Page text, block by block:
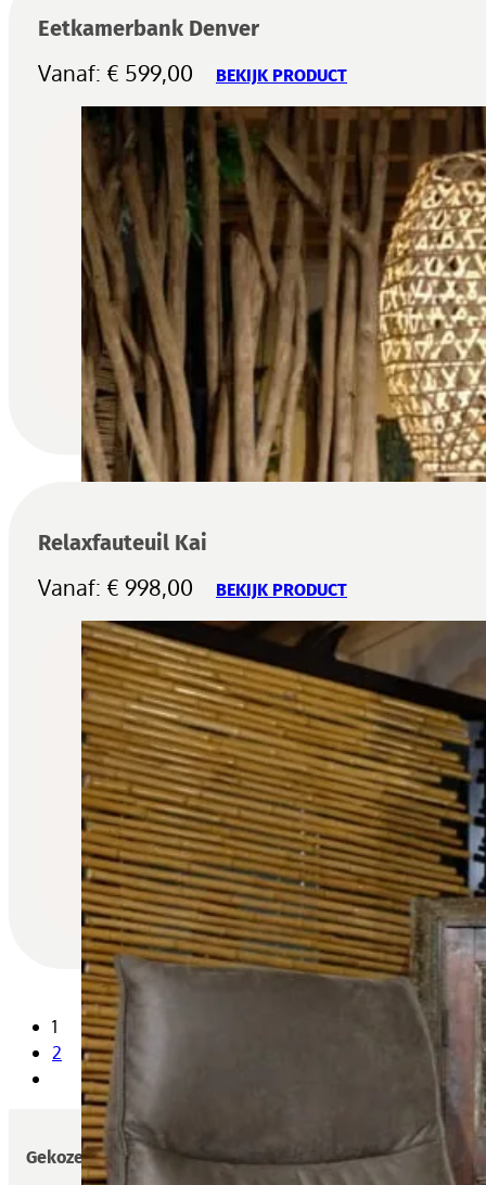
Eetkamerbank Denver
Vanaf: € 599,00 BEKIJK PRODUCT
Relaxfauteuil Kai
Vanaf: € 998,00 BEKIJK PRODUCT
1
2
Gekozen filters